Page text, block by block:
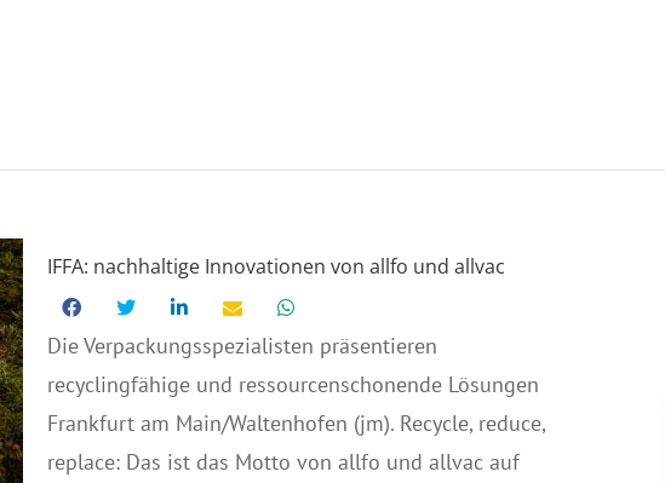
IFFA: nachhaltige Innovationen von allfo und allvac
Die Verpackungsspezialisten präsentieren
recyclingfähige und ressourcenschonende Lösungen
Frankfurt am Main/Waltenhofen (jm). Recycle, reduce,
replace: Das ist das Motto von allfo und allvac auf